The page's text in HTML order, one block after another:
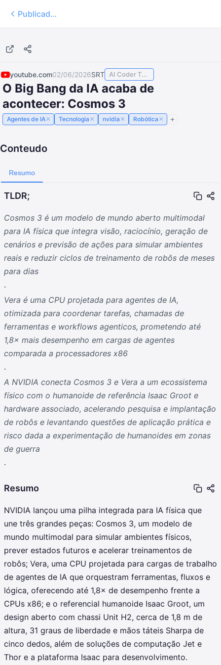
Publicados
youtube.com02/06/2026SRT AI Coder TODAY
O Big Bang da IA ​​acaba de
acontecer: Cosmos 3
Agentes de IA× Tecnologia × nvidia × Robótica ×
Conteudo
Resumo
TLDR;
Cosmos 3 é um modelo de mundo aberto multimodal
para IA física que integra visão, raciocínio, geração de
cenários e previsão de ações para simular ambientes
reais e reduzir ciclos de treinamento de robôs de meses
para dias
.
Vera é uma CPU projetada para agentes de IA,
otimizada para coordenar tarefas, chamadas de
ferramentas e workflows agenticos, prometendo até
1,8× mais desempenho em cargas de agentes
comparada a processadores x86
.
A NVIDIA conecta Cosmos 3 e Vera a um ecossistema
físico com o humanoide de referência Isaac Groot e
hardware associado, acelerando pesquisa e implantação
de robôs e levantando questões de aplicação prática e
risco dada a experimentação de humanoides em zonas
de guerra
.
Resumo
NVIDIA lançou uma pilha integrada para IA física que
une três grandes peças: Cosmos 3, um modelo de
mundo multimodal para simular ambientes físicos,
prever estados futuros e acelerar treinamentos de
robôs; Vera, uma CPU projetada para cargas de trabalho
de agentes de IA que orquestram ferramentas, fluxos e
lógica, oferecendo até 1,8× de desempenho frente a
CPUs x86; e o referencial humanoide Isaac Groot, um
design aberto com chassi Unit H2, cerca de 1,8 m de
altura, 31 graus de liberdade e mãos táteis Sharpa de
cinco dedos, além de soluções de computação Jet e
Thor e a plataforma Isaac para desenvolvimento.